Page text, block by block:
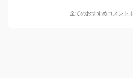
全てのおすすめコメント (